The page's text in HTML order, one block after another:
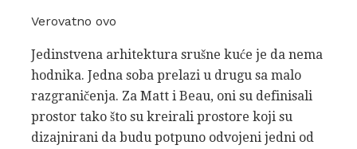
Verovatno ovo
Jedinstvena arhitektura srušne kuće je da nema
hodnika. Jedna soba prelazi u drugu sa malo
razgraničenja. Za Matt i Beau, oni su definisali
prostor tako što su kreirali prostore koji su
dizajnirani da budu potpuno odvojeni jedni od